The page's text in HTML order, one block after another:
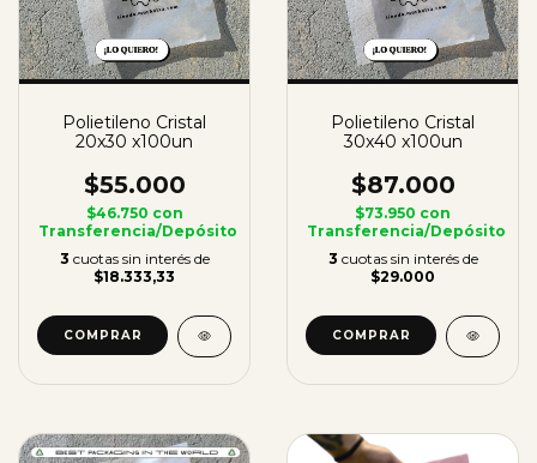
Polietileno Cristal
20x30 x100un
$55.000
$46.750 con
Transferencia/Depósito
3 cuotas sin interés de
$18.333,33
COMPRAR
Polietileno Cristal
30x40 x100un
$87.000
$73.950 con
Transferencia/Depósito
3 cuotas sin interés de
$29.000
COMPRAR